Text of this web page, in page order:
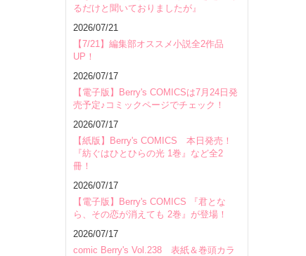
るだけと聞いておりましたが』
2026/07/21
【7/21】編集部オススメ小説全2作品
UP！
2026/07/17
【電子版】Berry's COMICSは7月24日発
売予定♪コミックページでチェック！
2026/07/17
【紙版】Berry's COMICS 本日発売！
『紡ぐはひとひらの光 1巻』など全2
冊！
2026/07/17
【電子版】Berry's COMICS 『君とな
ら、その恋が消えても 2巻』が登場！
2026/07/17
comic Berry's Vol.238 表紙＆巻頭カラ